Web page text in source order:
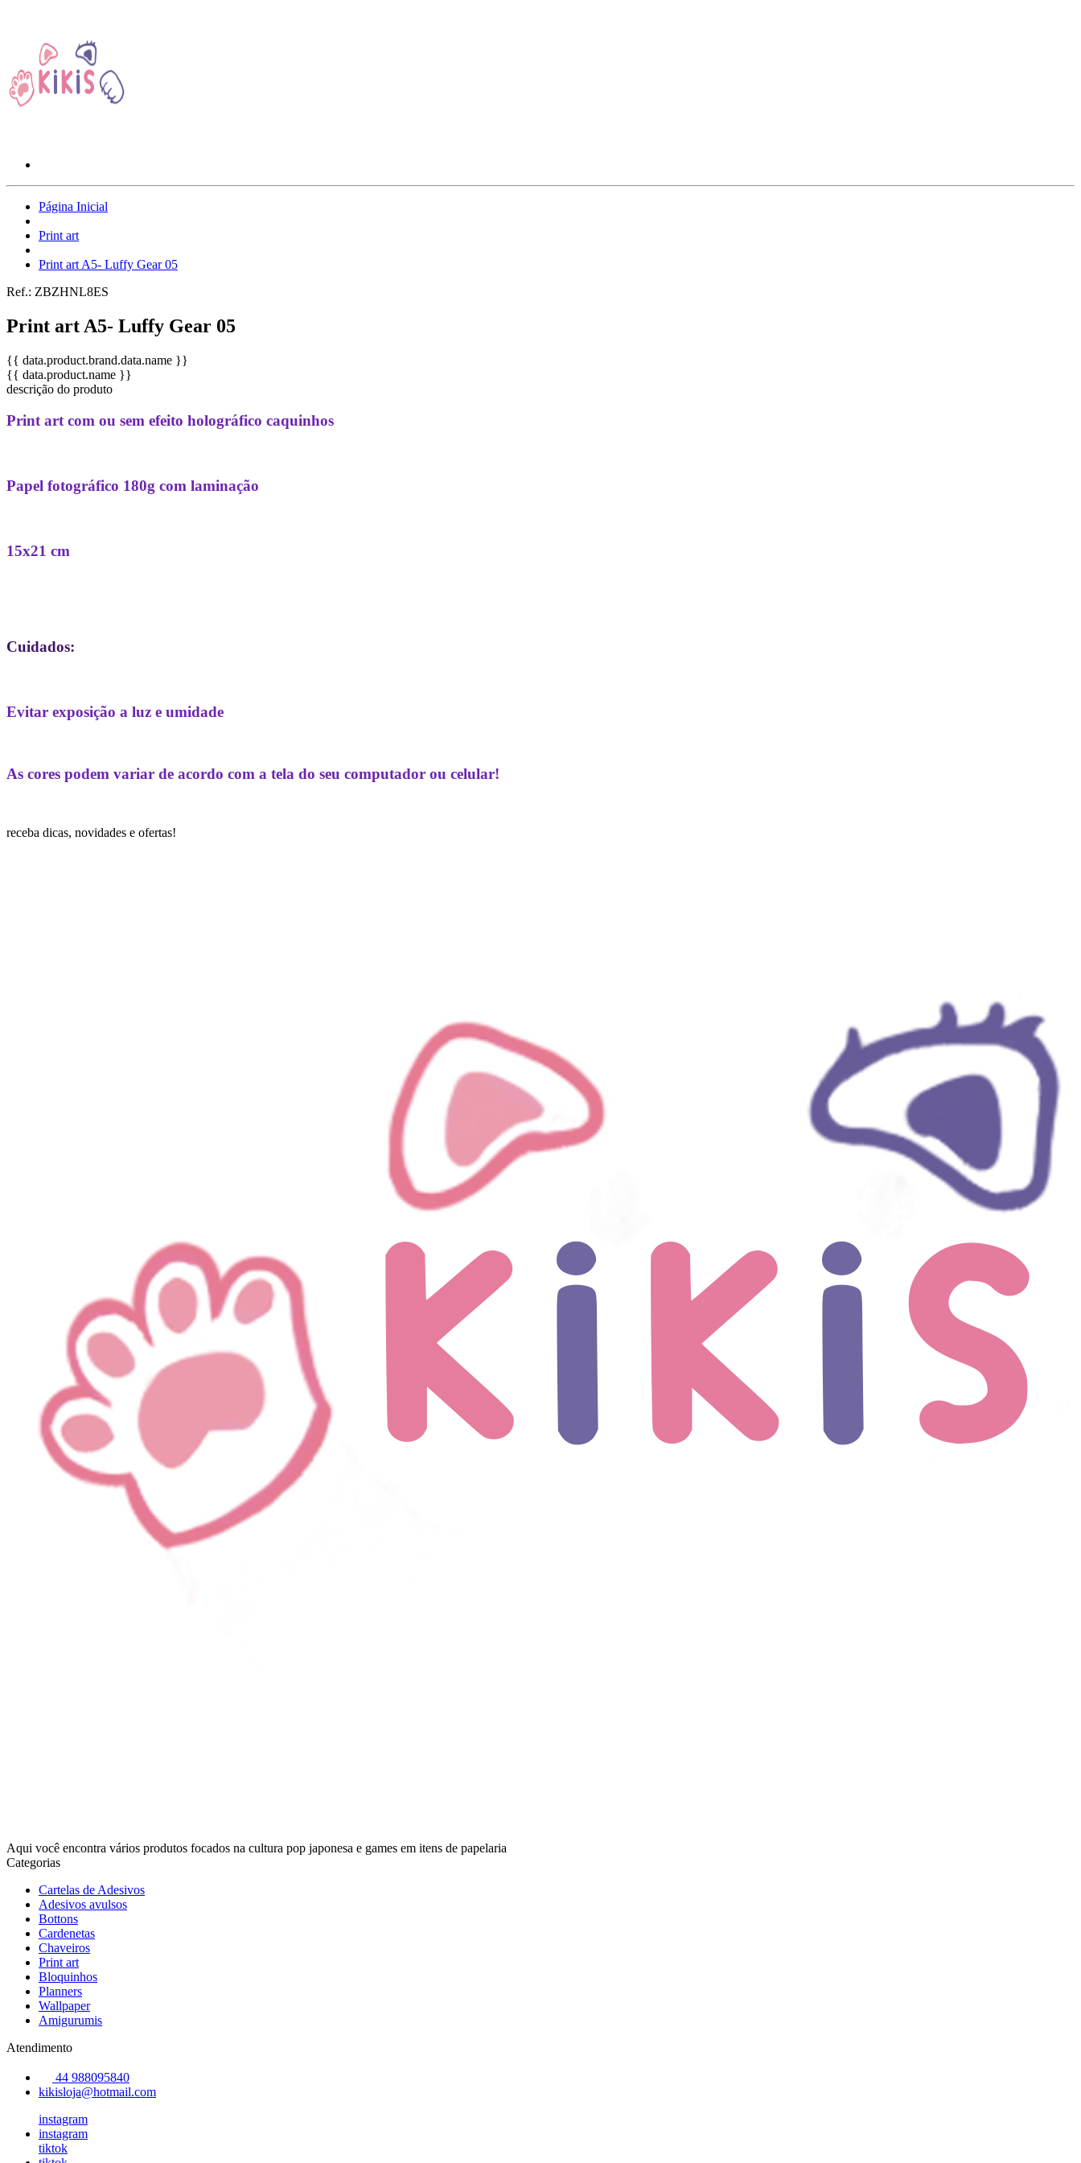
Página Inicial
Print art
Print art A5- Luffy Gear 05
Ref.: ZBZHNL8ES
Print art A5- Luffy Gear 05
{{ data.product.brand.data.name }}
{{ data.product.name }}
descrição do produto
Print art com ou sem efeito holográfico caquinhos
Papel fotográfico 180g com laminação
15x21 cm
Cuidados:
Evitar exposição a luz e umidade
As cores podem variar de acordo com a tela do seu computador ou celular!
receba dicas, novidades e ofertas!
Aqui você encontra vários produtos focados na cultura pop japonesa e games em itens de papelaria
Categorias
Cartelas de Adesivos
Adesivos avulsos
Bottons
Cardenetas
Chaveiros
Print art
Bloquinhos
Planners
Wallpaper
Amigurumis
Atendimento
44 988095840
kikisloja@hotmail.com
instagram
instagram
tiktok